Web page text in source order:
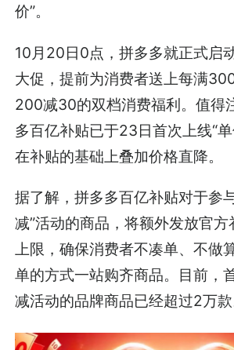
价”。
10月20日0点，拼多多就正式启
大促，提前为消费者送上每满
200减30的双档消费福利。值得
多百亿补贴已于23日首次上线“单
在补贴的基础上叠加价格直降。
据了解，拼多多百亿补贴对于参
减”活动的商品，将额外发放官
上限，确保消费者不凑单、不做
单的方式一站购齐商品。目前，
减活动的品牌商品已经超过2万款